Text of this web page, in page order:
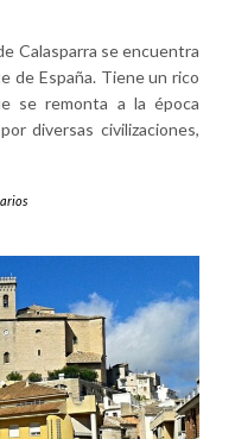
Calasparra se encuentra
de España. Tiene un rico
se remonta a la época
diversas civilizaciones,